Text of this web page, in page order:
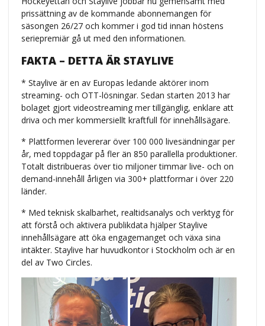
prissättning av de kommande abonnemangen för
säsongen 26/27 och kommer i god tid innan höstens
seriepremiär gå ut med den informationen.
FAKTA – DETTA ÄR STAYLIVE
* Staylive är en av Europas ledande aktörer inom
streaming- och OTT-lösningar. Sedan starten 2013 har
bolaget gjort videostreaming mer tillgänglig, enklare att
driva och mer kommersiellt kraftfull för innehållsägare.
* Plattformen levererar över 100 000 livesändningar per
år, med toppdagar på fler än 850 parallella produktioner.
Totalt distribueras över tio miljoner timmar live- och on
demand-innehåll årligen via 300+ plattformar i över 220
länder.
* Med teknisk skalbarhet, realtidsanalys och verktyg för
att förstå och aktivera publikdata hjälper Staylive
innehållsägare att öka engagemanget och växa sina
intäkter. Staylive har huvudkontor i Stockholm och är en
del av Two Circles.